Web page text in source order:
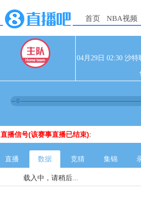
首页 NBA视频
04月29日 02:30 沙
0
直播信号(该赛事直播已结束):
直播 数据 竞猜 集锦
载入中，请稍后...